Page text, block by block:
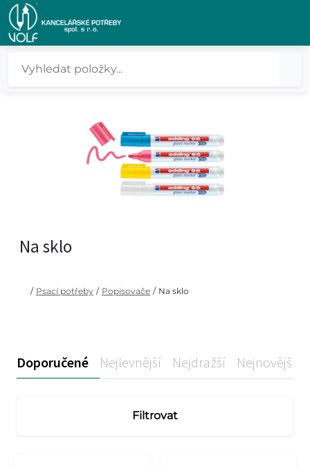
Na sklo
/ Psací potřeby / Popisovače / Na sklo
Doporučené Nejlevnější Nejdražší Nejnovější
Filtrovat